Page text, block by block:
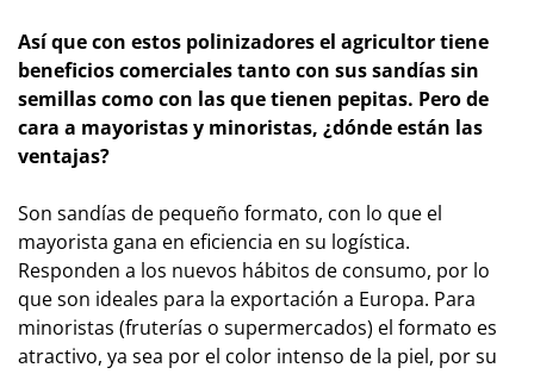
Así que con estos polinizadores el agricultor tiene
beneficios comerciales tanto con sus sandías sin
semillas como con las que tienen pepitas. Pero de
cara a mayoristas y minoristas, ¿dónde están las
ventajas?
Son sandías de pequeño formato, con lo que el
mayorista gana en eficiencia en su logística.
Responden a los nuevos hábitos de consumo, por lo
que son ideales para la exportación a Europa. Para
minoristas (fruterías o supermercados) el formato es
atractivo, ya sea por el color intenso de la piel, por su